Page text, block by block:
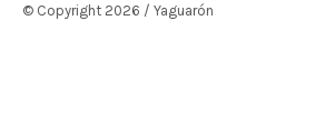
© Copyright 2026 / Yaguarón